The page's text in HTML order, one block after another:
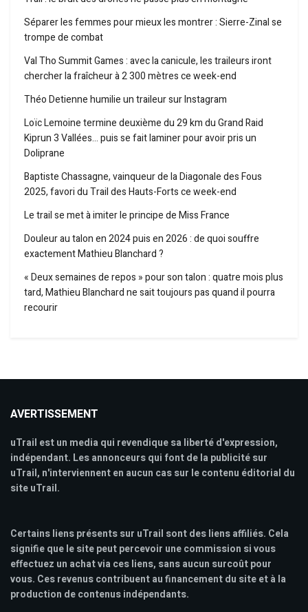
Séparer les femmes pour mieux les montrer : Sierre-Zinal se
trompe de combat
Val Tho Summit Games : avec la canicule, les traileurs iront
chercher la fraîcheur à 2 300 mètres ce week-end
Théo Detienne humilie un traileur sur Instagram
Loïc Lemoine termine deuxième du 29 km du Grand Raid
Kiprun 3 Vallées… puis se fait laminer pour avoir pris un
Doliprane
Baptiste Chassagne, vainqueur de la Diagonale des Fous
2025, favori du Trail des Hauts-Forts ce week-end
Le trail se met à imiter le principe de Miss France
Douleur au talon en 2024 puis en 2026 : de quoi souffre
exactement Mathieu Blanchard ?
« Deux semaines de repos » pour son talon : quatre mois plus
tard, Mathieu Blanchard ne sait toujours pas quand il pourra
recourir
AVERTISSEMENT
uTrail est un media qui revendique sa liberté d'expression,
indépendant. Les annonceurs qui font de la publicité sur
uTrail, n'interviennent en aucun cas sur le contenu éditorial du
site uTrail.
Certains liens présents sur uTrail sont des liens affiliés. Cela
signifie que le site peut percevoir une commission si vous
effectuez un achat via ces liens, sans aucun surcoût pour
vous. Ces revenus contribuent au financement du site et à la
production de contenus indépendants.